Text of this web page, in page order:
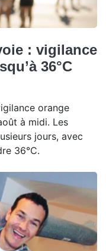
: vigilance
36°C
orange
à midi. Les
jours, avec
36°C.